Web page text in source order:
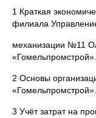
1 Краткая
филиала
механизации №11
2 Основы
3 Учёт затрат на